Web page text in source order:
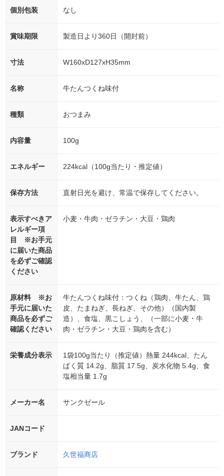
個別包装 なし
賞味期限 製造日より360日（開封前）
寸法 W160xD127xH35mm
名称 牛たんつくね味付
種類 おつまみ
内容量 100g
エネルギー 224kcal（100g当たり・推定値）
保存方法 直射日光を避け、常温で保存してください。
表示すべきア
レルギー項
目 ※お手元
に届いた商品
を必ずご確認
ください
小麦・牛肉・ゼラチン・大豆・鶏肉
原材料 ※お
手元に届いた
商品を必ずご
確認ください
牛たんつくね味付：つくね（鶏肉、牛たん、鶏
皮、たまねぎ、長ねぎ、その他）（国内製
造）、食塩、黒こしょう、（一部に小麦・牛
肉・ゼラチン・大豆・鶏肉を含む）
栄養成分表示
1袋100g当たり（推定値）熱量 244kcal、たん
ぱく質 14.2g、脂質 17.5g、炭水化物 5.4g、食
塩相当量 1.7g
メーカー名 サンクゼール
JANコード
ブランド 久世福商店